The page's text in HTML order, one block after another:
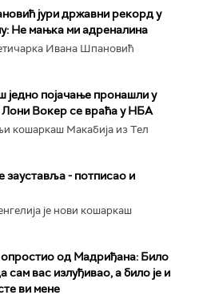
јури државни рекорд у
Не мањка ми адреналина
Ивана Шпановић
једно појачање пронашли у
Лони Вокер се враћа у НБА
кошаркаш Макабија из Тел
зауставља - потписао и
је нови кошаркаш
од Мадриђана: Било
сам вас излуђивао, а било је и
ви мене